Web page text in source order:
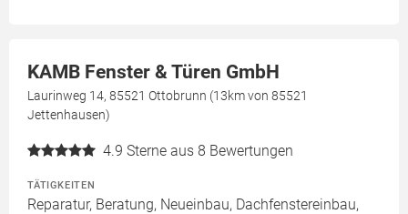
KAMB Fenster & Türen GmbH
Laurinweg 14, 85521 Ottobrunn (13km von 85521
Jettenhausen)
4.9 Sterne aus 8 Bewertungen
TÄTIGKEITEN
Reparatur, Beratung, Neueinbau, Dachfenstereinbau,